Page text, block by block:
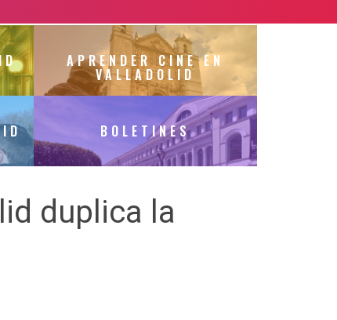
APRENDER CINE EN
VALLADOLID
BOLETINES
duplica la